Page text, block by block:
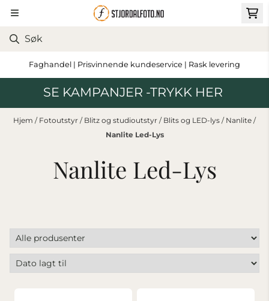
Hopp til innhold
Faghandel | Prisvinnende kundeservice | Rask levering
SE KAMPANJER -TRYKK HER
Hjem / Fotoutstyr / Blitz og studioutstyr / Blits og LED-lys / Nanlite /
Nanlite Led-Lys
Nanlite Led-Lys